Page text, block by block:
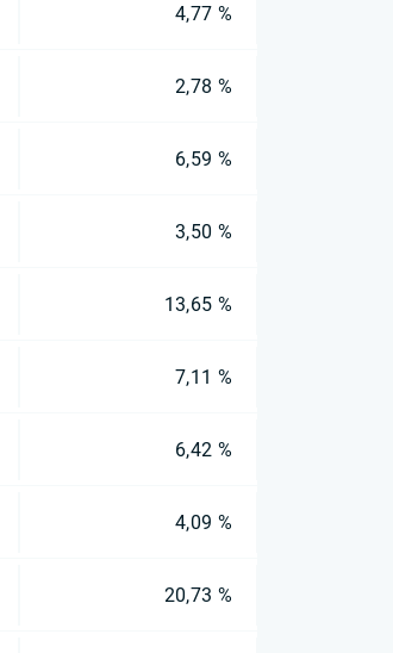
4,77 %
2,78 %
6,59 %
3,50 %
13,65 %
7,11 %
6,42 %
4,09 %
20,73 %